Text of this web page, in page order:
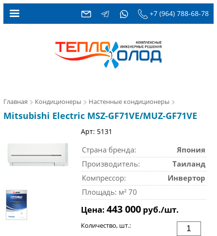
+7 (964) 788-68-78
Главная Кондиционеры Настенные кондиционеры
Mitsubishi Electric MSZ-GF71VE/MUZ-GF71VE
Арт: 5131
Страна бренда:
Япония
Производитель:
Таиланд
Компрессор:
Инвертор
Площадь: м² 70
Цена: 443 000руб./шт.
Количество, шт.: